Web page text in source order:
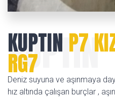
KUPTIN
KUPTIN P7
RG7
Deniz suyuna ve aşınmaya
hız altında çalışan burçlar ,